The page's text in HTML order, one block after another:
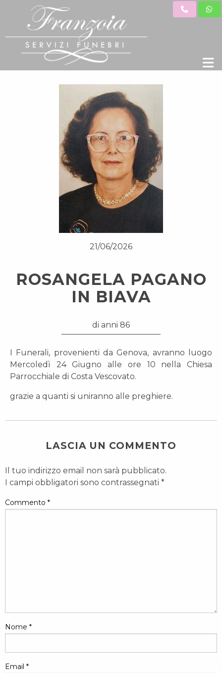
21/06/2026
ROSANGELA PAGANO
IN BIAVA
di anni 86
I Funerali, provenienti da Genova, avranno luogo
Mercoledì 24 Giugno alle ore 10 nella Chiesa
Parrocchiale di Costa Vescovato.
grazie a quanti si uniranno alle preghiere.
LASCIA UN COMMENTO
Il tuo indirizzo email non sarà pubblicato.
I campi obbligatori sono contrassegnati *
Commento *
Nome *
Email *